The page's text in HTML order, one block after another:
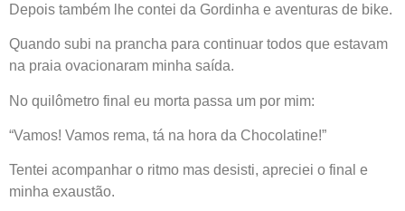
Depois também lhe contei da Gordinha e aventuras de bike.
Quando subi na prancha para continuar todos que estavam
na praia ovacionaram minha saída.
No quilômetro final eu morta passa um por mim:
“Vamos! Vamos rema, tá na hora da Chocolatine!”
Tentei acompanhar o ritmo mas desisti, apreciei o final e
minha exaustão.